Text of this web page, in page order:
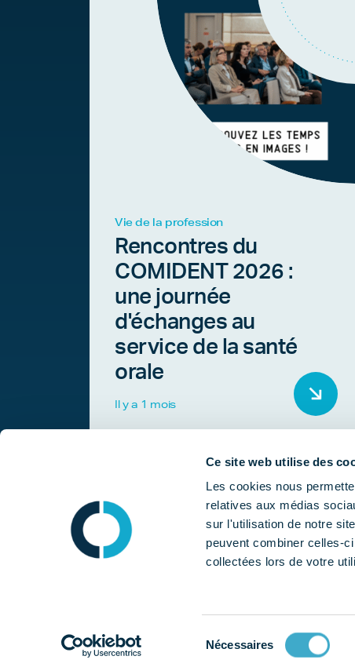
Ce site web utilise des
Les cookies nous
relatives aux médias
sur l'utilisation de notre
peuvent combiner celles-
collectées lors de votre
Nécessaires
Vie de la profession
Rencontres du
COMIDENT 2026 :
une journée
d'échanges au
service de la santé
orale
Il y a 1 mois